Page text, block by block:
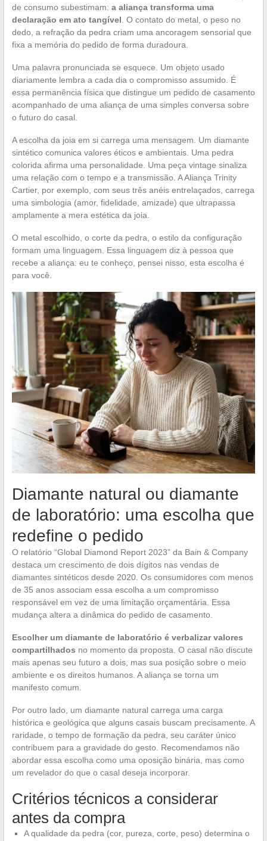
de consumo subestimam: a aliança transforma uma
declaração em ato tangível . O contato do metal, o peso no
dedo, a refração da pedra criam uma ancoragem sensorial que
fixa a memória do pedido de forma duradoura.
Uma palavra pronunciada se esquece. Um objeto usado
diariamente lembra a cada dia o compromisso assumido. É
essa permanência física que distingue um pedido de casamento
acompanhado de uma aliança de uma simples conversa sobre
o futuro do casal.
A escolha da joia em si carrega uma mensagem. Um diamante
sintético comunica valores éticos e ambientais. Uma pedra
colorida afirma uma personalidade. Uma peça vintage sinaliza
uma relação com o tempo e a transmissão. A Aliança Trinity
Cartier, por exemplo, com seus três anéis entrelaçados, carrega
uma simbologia (amor, fidelidade, amizade) que ultrapassa
amplamente a mera estética da joia.
O metal escolhido, o corte da pedra, o estilo da configuração
formam uma linguagem. Essa linguagem diz à pessoa que
recebe a aliança: eu te conheço, pensei nisso, esta escolha é
para você.
Diamante natural ou diamante
de laboratório: uma escolha que
redefine o pedido
O relatório “Global Diamond Report 2023” da Bain & Company
destaca um crescimento de dois dígitos nas vendas de
diamantes sintéticos desde 2020. Os consumidores com menos
de 35 anos associam essa escolha a um compromisso
responsável em vez de uma limitação orçamentária. Essa
mudança altera a dinâmica do pedido de casamento.
Escolher um diamante de laboratório é verbalizar valores
compartilhados no momento da proposta. O casal não discute
mais apenas seu futuro a dois, mas sua posição sobre o meio
ambiente e os direitos humanos. A aliança se torna um
manifesto comum.
Por outro lado, um diamante natural carrega uma carga
histórica e geológica que alguns casais buscam precisamente. A
raridade, o tempo de formação da pedra, seu caráter único
contribuem para a gravidade do gesto. Recomendamos não
abordar essa escolha como uma oposição binária, mas como
um revelador do que o casal deseja incorporar.
Critérios técnicos a considerar
antes da compra
A qualidade da pedra (cor, pureza, corte, peso) determina o